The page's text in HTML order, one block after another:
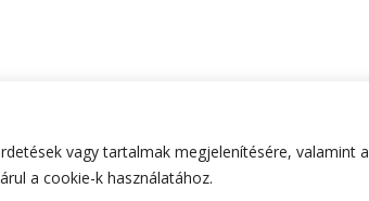
vagy tartalmak megjelenítésére, valamint a
a cookie-k használatához.
Fashion | Fejlesztette